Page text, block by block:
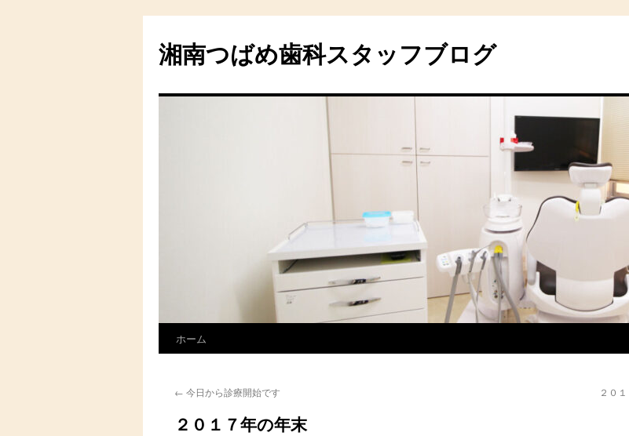
湘南つばめ歯科スタッフブログ
ホーム
← 今日から診療開始です ２０
２０１７年の年末